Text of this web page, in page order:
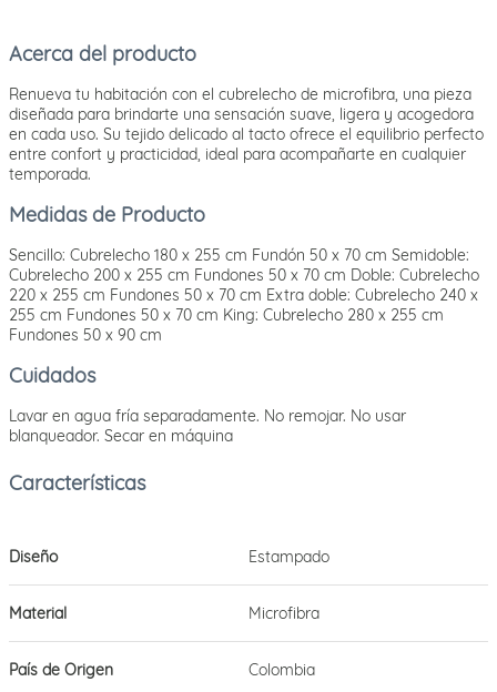
Acerca del producto
Renueva tu habitación con el cubrelecho de microfibra, una pieza
diseñada para brindarte una sensación suave, ligera y acogedora
en cada uso. Su tejido delicado al tacto ofrece el equilibrio perfecto
entre confort y practicidad, ideal para acompañarte en cualquier
temporada.
Medidas de Producto
Sencillo: Cubrelecho 180 x 255 cm Fundón 50 x 70 cm Semidoble:
Cubrelecho 200 x 255 cm Fundones 50 x 70 cm Doble: Cubrelecho
220 x 255 cm Fundones 50 x 70 cm Extra doble: Cubrelecho 240 x
255 cm Fundones 50 x 70 cm King: Cubrelecho 280 x 255 cm
Fundones 50 x 90 cm
Cuidados
Lavar en agua fría separadamente. No remojar. No usar
blanqueador. Secar en máquina
Diseño Estampado
Material Microfibra
País de Origen Colombia